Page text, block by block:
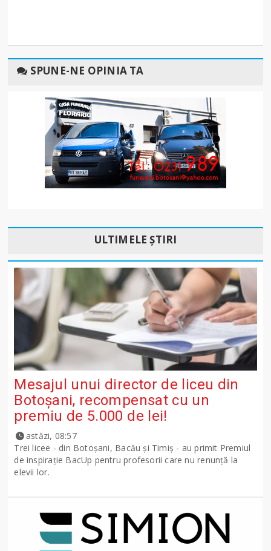
SPUNE-NE OPINIA TA
ULTIMELE ȘTIRI
Mesajul unui director de liceu din
Botoșani, recompensat cu un
premiu de 5.000 de lei!
astăzi, 08:57
Trei licee - din Botoșani, Bacău și Timiș - au primit Premiul
de inspirație BacUp pentru profesorii care nu renunță la
elevii lor.